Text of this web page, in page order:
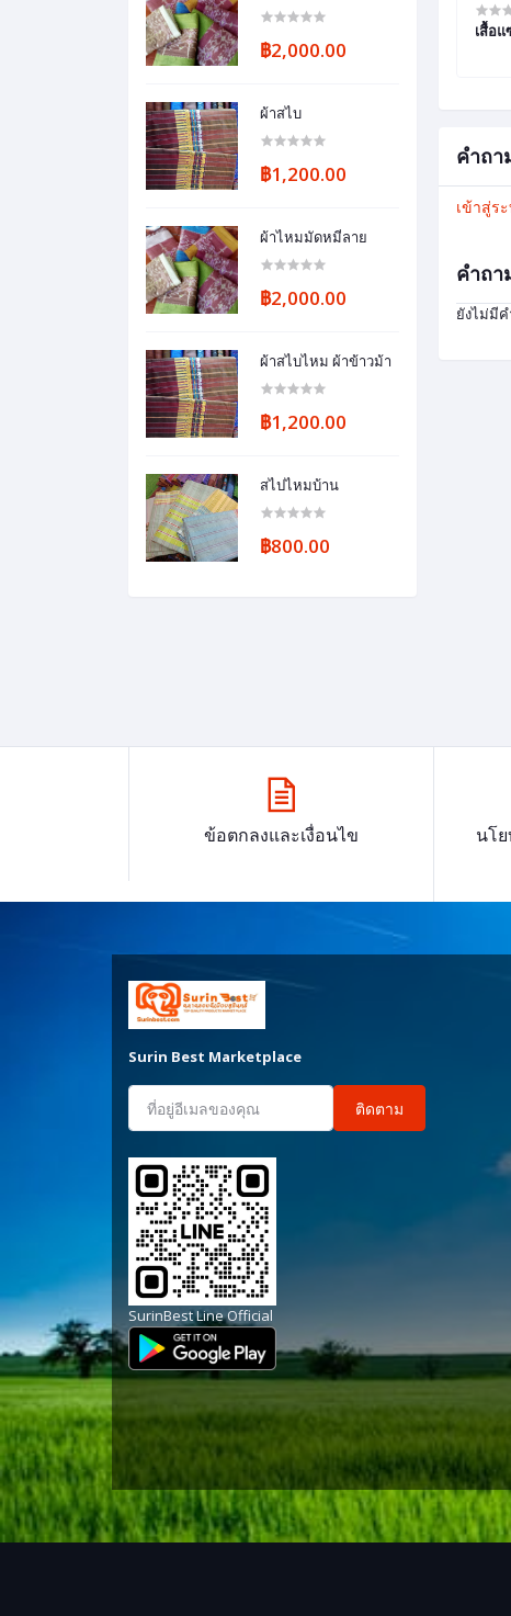
฿2,000.00
ผ้าสไบ
฿1,200.00
ผ้าไหมมัดหมี่ลาย
฿2,000.00
ผ้าสไบไหม ผ้าข้าวม้า
฿1,200.00
สไปไหมบ้าน
฿800.00
ผ้าไหมสุรินทร์ เสื้อ
คำถ
เข้าสู่ร
คำถา
ยังไม่มี
ข้อตกลงและเงื่อนไข
นโ
Surin Best Marketplace
ติดตาม
SurinBest Line Official